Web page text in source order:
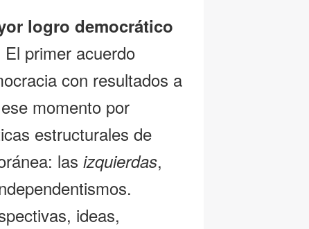
logro democrático
El primer acuerdo
con resultados a
momento por
estructurales de
las izquierdas,
ideas,